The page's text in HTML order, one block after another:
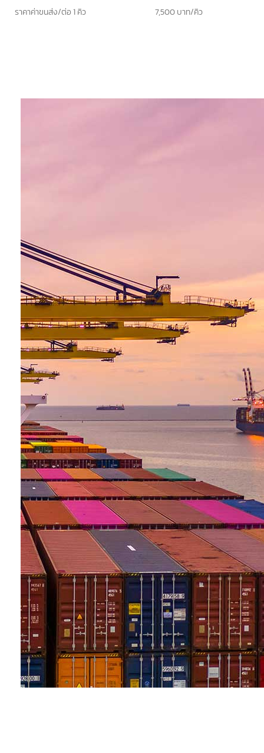
ปริมาตร(คิว) อัตราค่าบริการ
ราคาค่าขนส่ง/ต่อ 1 คิว 7,500 บาท/คิว